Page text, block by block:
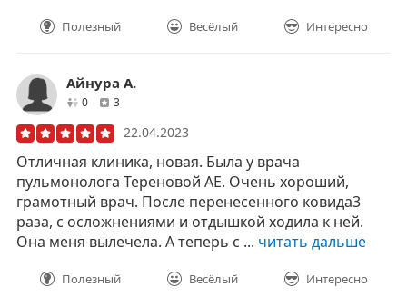
Полезный Весёлый Интересно
Айнура А.
0друзей
3отзывов
22.04.2023
Отличная клиника, новая. Была у врача
пульмонолога Тереновой АЕ. Очень хороший,
грамотный врач. После перенесенного ковида3
раза, с осложнениями и отдышкой ходила к ней.
Она меня вылечела. А теперь с ... читать дальше
Полезный Весёлый Интересно